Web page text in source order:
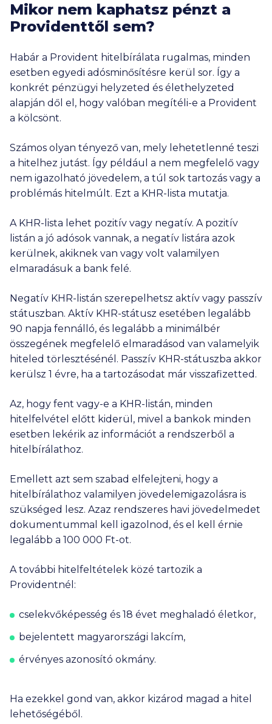
Mikor nem kaphatsz pénzt a
Providenttől sem?
Habár a Provident hitelbírálata rugalmas, minden
esetben egyedi adósminősítésre kerül sor. Így a
konkrét pénzügyi helyzeted és élethelyzeted
alapján dől el, hogy valóban megítéli-e a Provident
a kölcsönt.
Számos olyan tényező van, mely lehetetlenné teszi
a hitelhez jutást. Így például a nem megfelelő vagy
nem igazolható jövedelem, a túl sok tartozás vagy a
problémás hitelmúlt. Ezt a KHR-lista mutatja.
A KHR-lista lehet pozitív vagy negatív. A pozitív
listán a jó adósok vannak, a negatív listára azok
kerülnek, akiknek van vagy volt valamilyen
elmaradásuk a bank felé.
Negatív KHR-listán szerepelhetsz aktív vagy passzív
státuszban. Aktív KHR-státusz esetében legalább
90 napja fennálló, és legalább a minimálbér
összegének megfelelő elmaradásod van valamelyik
hiteled törlesztésénél. Passzív KHR-státuszba akkor
kerülsz 1 évre, ha a tartozásodat már visszafizetted.
Az, hogy fent vagy-e a KHR-listán, minden
hitelfelvétel előtt kiderül, mivel a bankok minden
esetben lekérik az információt a rendszerből a
hitelbírálathoz.
Emellett azt sem szabad elfelejteni, hogy a
hitelbírálathoz valamilyen jövedelemigazolásra is
szükséged lesz. Azaz rendszeres havi jövedelmedet
dokumentummal kell igazolnod, és el kell érnie
legalább a 100 000 Ft-ot.
A további hitelfeltételek közé tartozik a
Providentnél:
cselekvőképesség és 18 évet meghaladó életkor,
bejelentett magyarországi lakcím,
érvényes azonosító okmány.
Ha ezekkel gond van, akkor kizárod magad a hitel
lehetőségéből.